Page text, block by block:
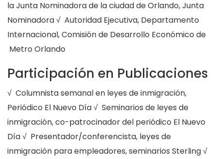
la Junta Nominadora de la ciudad de Orlando, Junta
Nominadora √ Autoridad Ejecutiva, Departamento
Internacional, Comisión de Desarrollo Económico de
Metro Orlando
Participación en Publicaciones
√ Columnista semanal en leyes de inmigración,
Periódico El Nuevo Día √ Seminarios de leyes de
inmigración, co-patrocinador del periódico El Nuevo
Día √ Presentador/conferencista, leyes de
inmigración para empleadores, seminarios Sterling √